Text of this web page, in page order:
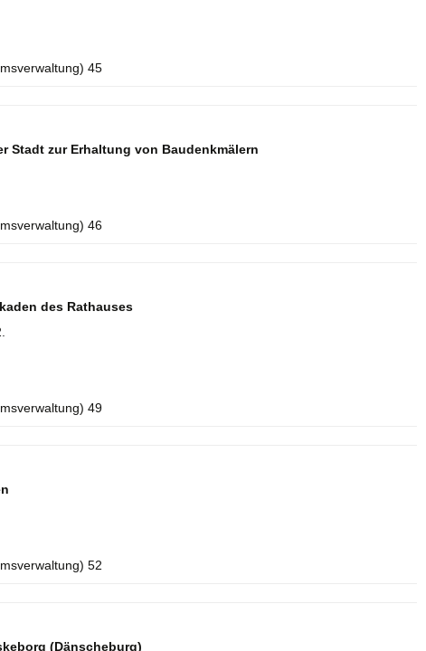
45
Stadt zur Erhaltung von Baudenkmälern
46
des Rathauses
49
52
(Dänscheburg)